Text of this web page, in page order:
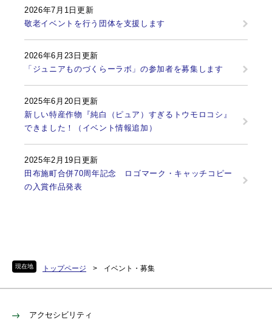
現在地 トップページ > イベント・募集
2026年7月1日更新
敬老イベントを行う団体を支援します
2026年6月23日更新
「ジュニアものづくらーラボ」の参加者を募集します
2025年6月20日更新
新しい特産作物『純白（ピュア）すぎるトウモロコシ』
できました！（イベント情報追加）
2025年2月19日更新
田布施町合併70周年記念 ロゴマーク・キャッチコピー
の入賞作品発表
アクセシビリティ